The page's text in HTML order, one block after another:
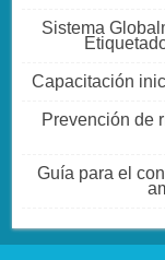
Sistema
Capacitación
Prevención de
Guía para el